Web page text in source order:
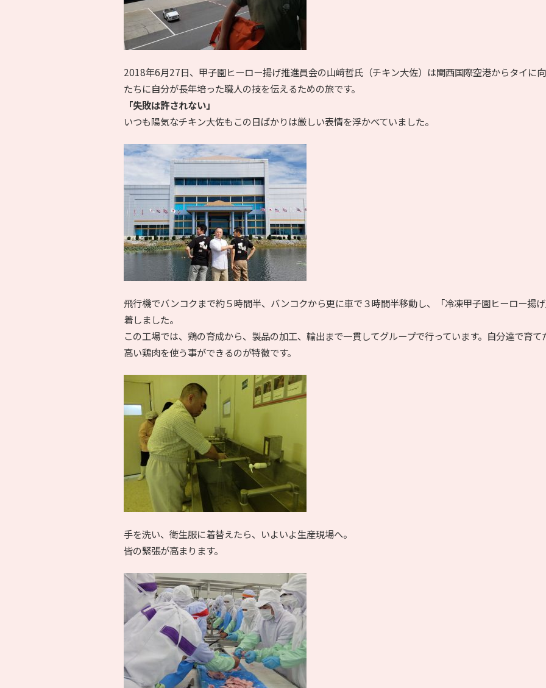
2018年6月27日、甲子園ヒーロー揚げ推進員会の山﨑哲氏（チキン大佐）は関西国際空港からタイに
たちに自分が長年培った職人の技を伝えるための旅です。
「失敗は許されない」
いつも陽気なチキン大佐もこの日ばかりは厳しい表情を浮かべていました。
飛行機でバンコクまで約５時間半、バンコクから更に車で３時間半移動し、「冷凍甲子園ヒーロー揚
着しました。
この工場では、鶏の育成から、製品の加工、輸出まで一貫してグループで行っています。自分達で育
高い鶏肉を使う事ができるのが特徴です。
手を洗い、衛生服に着替えたら、いよいよ生産現場へ。
皆の緊張が高まります。